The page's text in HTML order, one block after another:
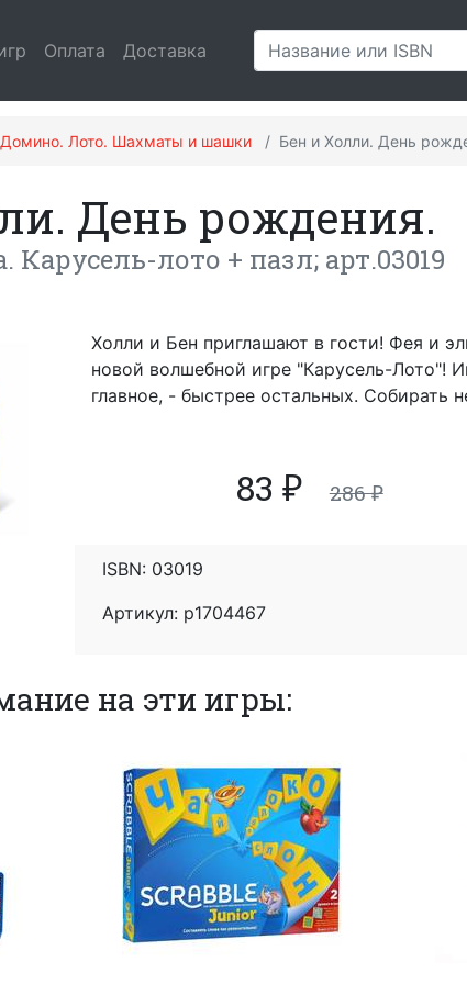
Оплата Доставка
Домино. Лото. Шахматы и шашки Бен и Холли. День
День рождения.
Карусель-лото + пазл; арт.03019
Холли и Бен приглашают в гости! Фея и
новой волшебной игре "Карусель-Лото"!
главное, - быстрее остальных. Собирать
83 ₽286 ₽
ISBN: 03019
Артикул: p1704467
на эти игры: